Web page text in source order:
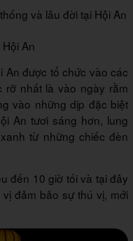
và lâu đời tại Hội An
An
An được tổ chức vào các
rỡ nhất là vào ngày rằm
vào những dịp đặc biệt
An tươi sáng hơn, lung
từ những chiếc đèn
đến 10 giờ tối và tại đây
đảm bảo sự thú vị, mới